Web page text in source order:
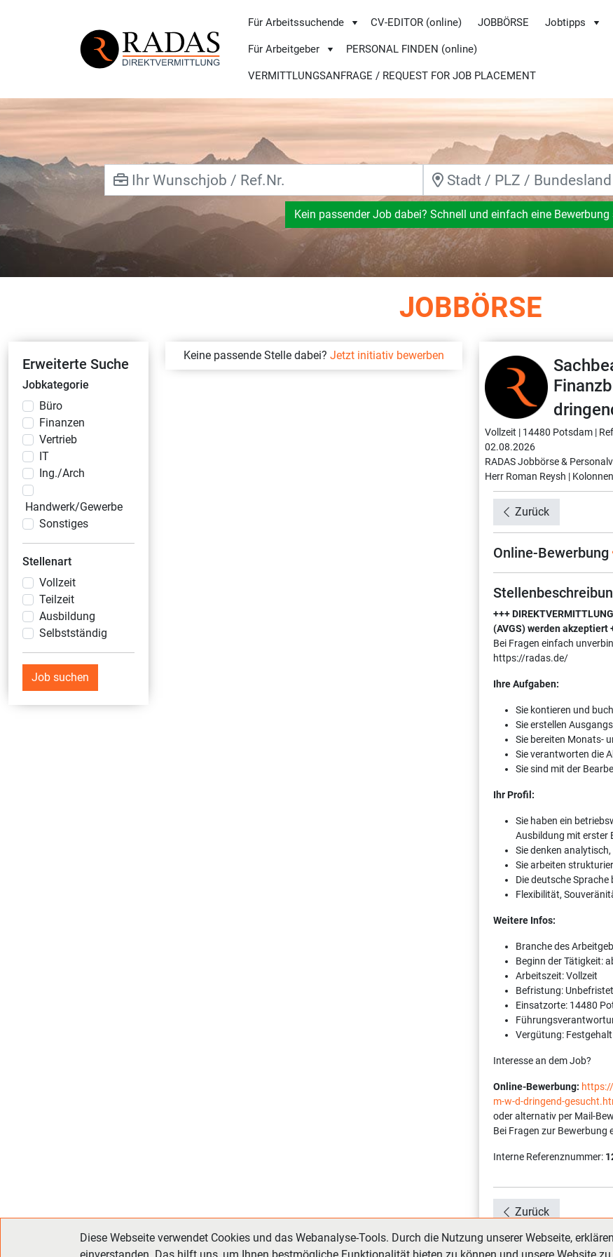
Für Arbeitssuchende CV-EDITOR (online) JOBBÖRSE Jobtipps
Für Arbeitgeber PERSONAL FINDEN (online)
VERMITTLUNGSANFRAGE / REQUEST FOR JOB PLACEMENT
Kein passender Job dabei? Schnell und einfach eine Bewerbung
JOBBÖRSE
Erweiterte Suche
Jobkategorie
Büro
Finanzen
Vertrieb
IT
Ing./Arch
Handwerk/Gewerbe
Sonstiges
Stellenart
Vollzeit
Teilzeit
Ausbildung
Selbstständig
Job suchen
Keine passende Stelle dabei? Jetzt initiativ bewerben
Vollzeit | 14480 Potsdam |
02.08.2026
RADAS Jobbörse &
Herr Roman Reysh |
Zurück
Online-Bewerbung
+++
(AVGS) werden akzeptiert
Bei Fragen einfach
https://radas.de/
Ihre Aufgaben:
Sie kontieren und
Sie erstellen
Sie bereiten Monats-
Sie verantworten die
Sie sind mit der
Ihr Profil:
Sie haben ein
Ausbildung mit erster
Sie denken
Sie arbeiten
Die deutsche
Flexibilität,
Weitere Infos:
Branche des
Beginn der Tätigkeit:
Arbeitszeit: Vollzeit
Befristung:
Einsatzorte: 14480
Vergütung:
Interesse an dem Job?
Online-Bewerbung:
m-w-d-dringend-
oder alternativ per Mail-
Bei Fragen zur Bewerbung
Interne Referenznummer:
Zurück
Diese Webseite verwendet Cookies und das Webanalyse-Tools. Durch die Nutzung unserer Webseite,